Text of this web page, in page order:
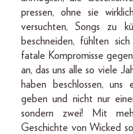
pressen, ohne sie
versuchten, Songs zu
beschneiden, fühlten
fatale Kompromisse
an, das uns alle so viele
haben beschlossen,
geben und nicht nur
sondern zwei! Mit
Geschichte von Wicked